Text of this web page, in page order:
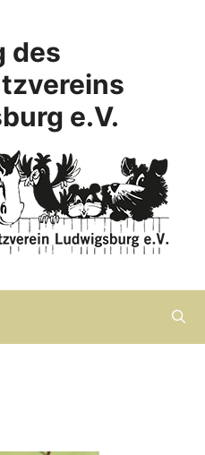
des
e.V.